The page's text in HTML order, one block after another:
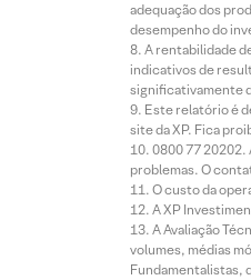
adequação dos
desempenho do
A rentabilidade
indicativos de
significativamente
Este relatório é
site da XP. Fica
0800 77 20202.
problemas. O
O custo da
A XP
A Avaliação
volumes, médias
Fundamentalistas,